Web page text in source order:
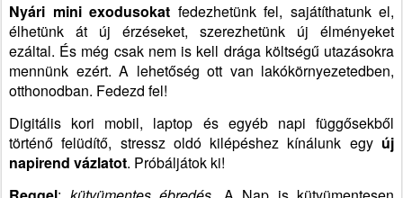
Nyári mini exodusokat fedezhetünk fel, sajátíthatunk el,
élhetünk át új érzéseket, szerezhetünk új élményeket
ezáltal. És még csak nem is kell drága költségű utazásokra
mennünk ezért. A lehetőség ott van lakókörnyezetedben,
otthonodban. Fedezd fel!
Digitális kori mobil, laptop és egyéb napi függősekből
történő felüdítő, stressz oldó kilépéshez kínálunk egy új
napirend vázlatot. Próbáljátok ki!